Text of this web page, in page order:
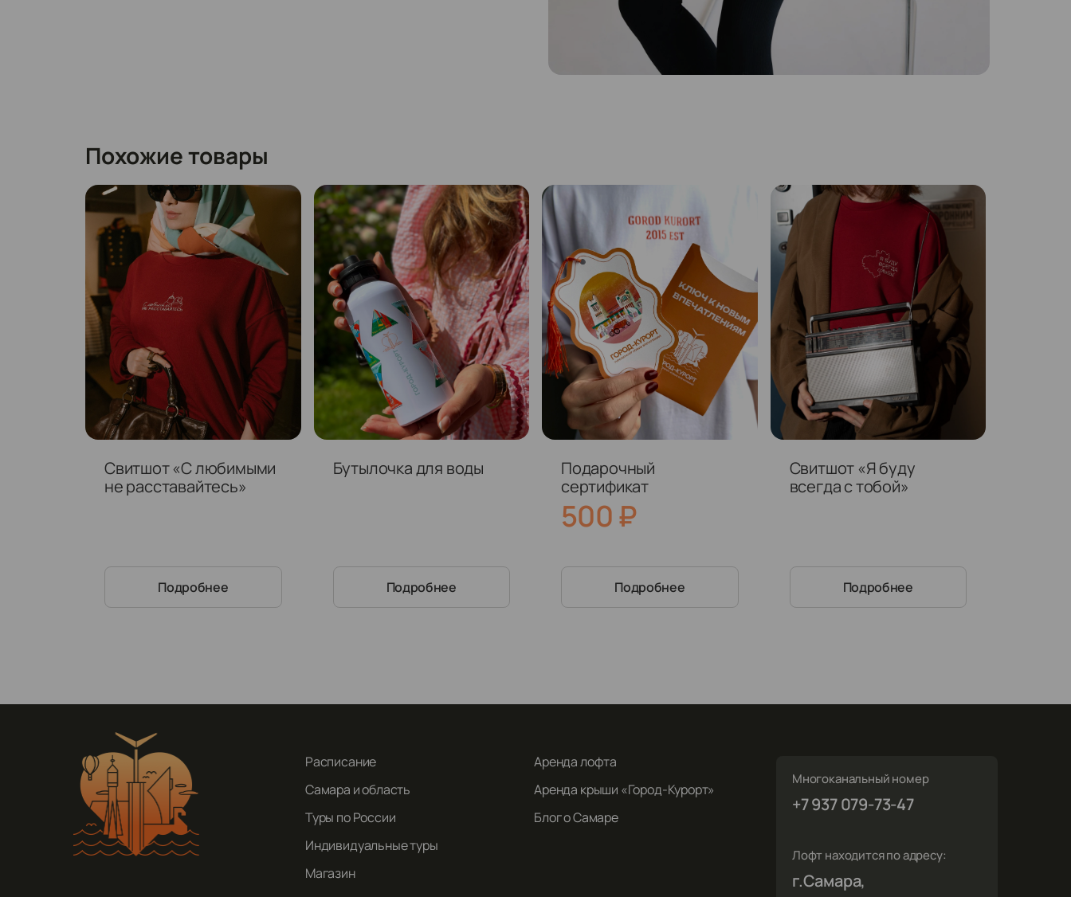
Похожие товары
Свитшот «С любимыми
не расставайтесь»
Подробнее
Бутылочка для воды
Подробнее
Подарочный
сертификат
500₽
Подробнее
Свитшот «Я буду
всегда с тобой»
Подробнее
Расписание
Самара и область
Туры по России
Индивидуальные туры
Магазин
Аренда лофта
Аренда крыши «Город-Курорт»
Блог о Самаре
Многоканальный номер
+7 937 079-73-47
Лофт находится по адресу:
г.Самара,